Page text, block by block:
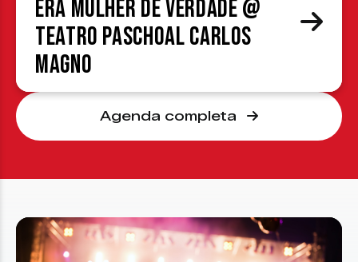
era mulher de verdade @
Teatro Paschoal Carlos
Magno
Agenda completa